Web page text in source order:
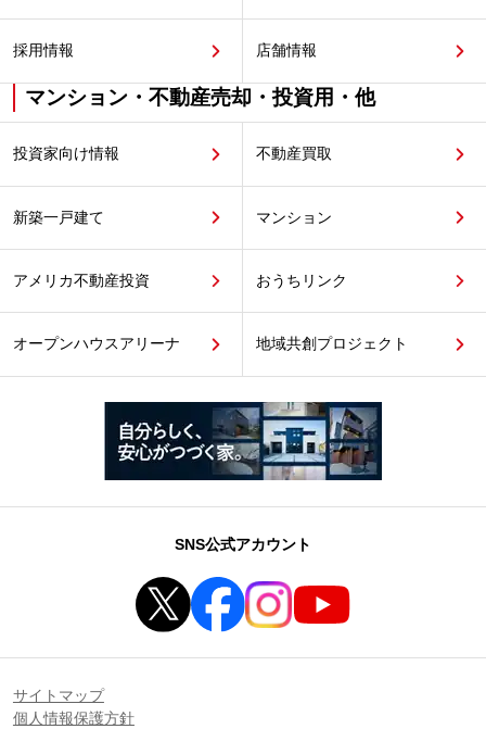
採用情報 店舗情報
マンション・不動産売却・投資用・他
投資家向け情報 不動産買取
新築一戸建て マンション
アメリカ不動産投資 おうちリンク
オープンハウスアリーナ 地域共創プロジェクト
SNS公式アカウント
サイトマップ
個人情報保護方針